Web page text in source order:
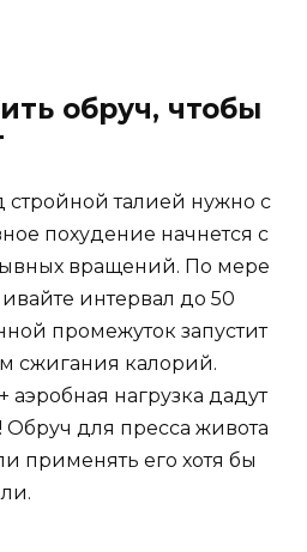
обруч, чтобы
стройной талией нужно с
похудение начнется с
вращений. По мере
интервал до 50
промежуток запустит
сжигания калорий.
нагрузка дадут
Обруч для пресса живота
применять его хотя бы